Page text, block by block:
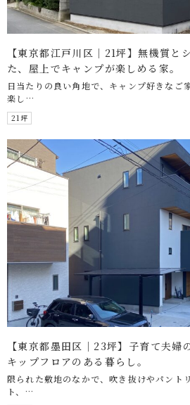
【東京都江戸川区｜21坪】無機質と
た、屋上でキャンプが楽しめる家。
日当たりの良い角地で、キャンプ好きなご
楽し…
21坪
【東京都墨田区｜23坪】子育て夫婦
キップフロアのある暮らし。
限られた敷地のなかで、吹き抜けやパント
ト、…